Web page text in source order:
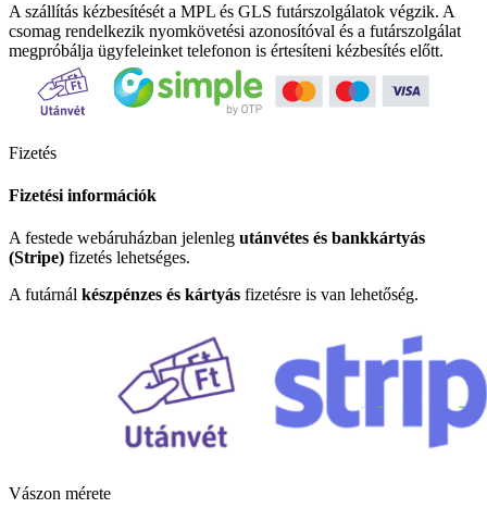
A szállítás kézbesítését a MPL és GLS futárszolgálatok végzik. A
csomag rendelkezik nyomkövetési azonosítóval és a futárszolgálat
megpróbálja ügyfeleinket telefonon is értesíteni kézbesítés előtt.
Fizetés
Fizetési információk
A festede webáruházban jelenleg utánvétes és bankkártyás
(Stripe) fizetés lehetséges.
A futárnál készpénzes és kártyás fizetésre is van lehetőség.
Vászon mérete